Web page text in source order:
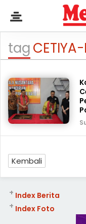
tag
Kembali
Index Berita
+
Index Foto
+